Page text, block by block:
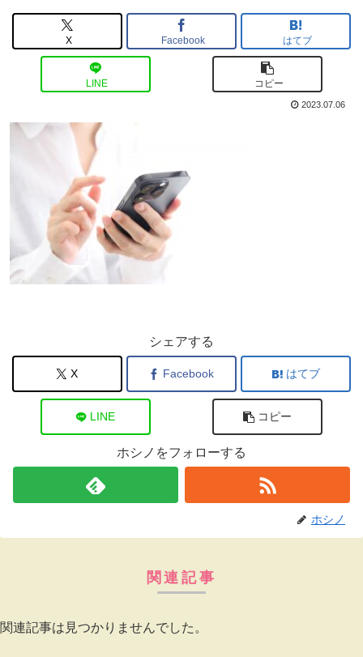
X Facebook はてブ
LINE コピー
2023.07.06
シェアする
X Facebook はてブ
LINE コピー
ホシノをフォローする
ホシノ
関連記事
関連記事は見つかりませんでした。